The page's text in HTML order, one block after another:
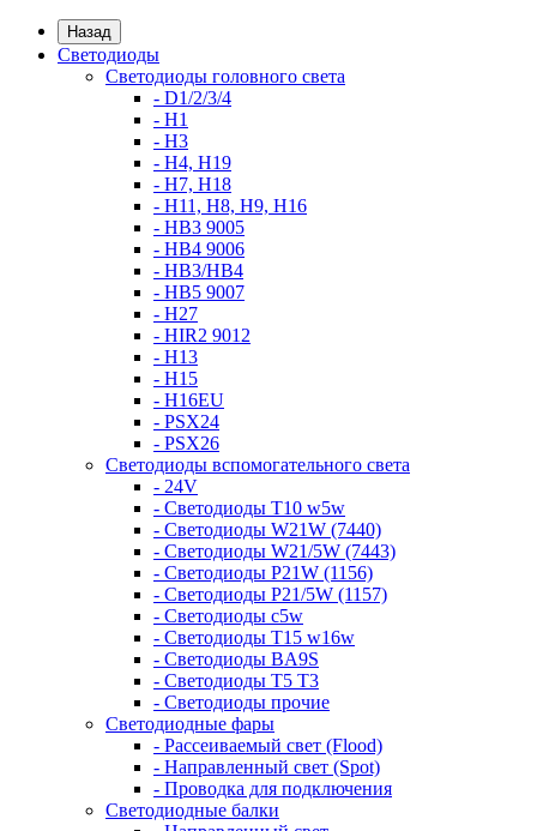
Назад
Светодиоды
Светодиоды головного света
- D1/2/3/4
- H1
- H3
- H4, H19
- H7, H18
- H11, H8, H9, H16
- HB3 9005
- HB4 9006
- HB3/HB4
- HB5 9007
- H27
- HIR2 9012
- H13
- H15
- H16EU
- PSX24
- PSX26
Светодиоды вспомогательного света
- 24V
- Светодиоды T10 w5w
- Светодиоды W21W (7440)
- Светодиоды W21/5W (7443)
- Светодиоды P21W (1156)
- Светодиоды P21/5W (1157)
- Светодиоды c5w
- Светодиоды T15 w16w
- Светодиоды BA9S
- Светодиоды T5 T3
- Светодиоды прочие
Светодиодные фары
- Рассеиваемый свет (Flood)
- Направленный свет (Spot)
- Проводка для подключения
Светодиодные балки